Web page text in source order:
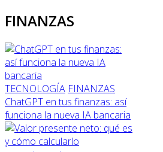
FINANZAS
TECNOLOGÍA FINANZAS
ChatGPT en tus finanzas: así
funciona la nueva IA bancaria